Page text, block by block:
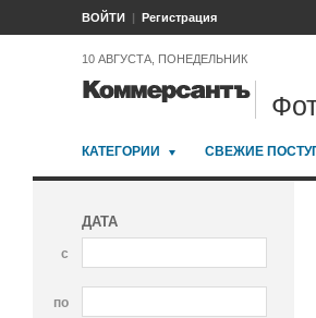
ВОЙТИ Регистрация
10 АВГУСТА, ПОНЕДЕЛЬНИК
КАТЕГОРИИ СВЕЖИЕ
ДАТА
с
по